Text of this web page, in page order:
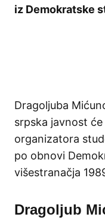
iz Demokratske
Dragoljuba
srpska javnost
organizatora
po obnovi
višestranačja
Dragoljub